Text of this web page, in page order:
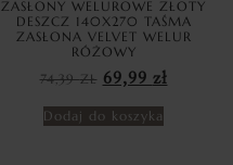
ZASŁONY WELUROWE ZŁOTY
DESZCZ 140X270 TAŚMA
ZASŁONA VELVET WELUR
RÓŻOWY
74,39ZŁ 69,99 zł
Dodaj do koszyka